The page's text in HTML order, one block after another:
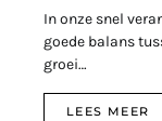
In onze snel
goede balans
groei…
LEES MEER